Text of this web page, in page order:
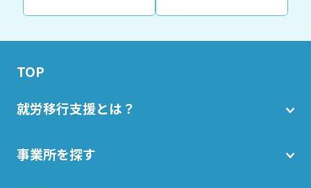
TOP
就労移行支援とは？
事業所を探す